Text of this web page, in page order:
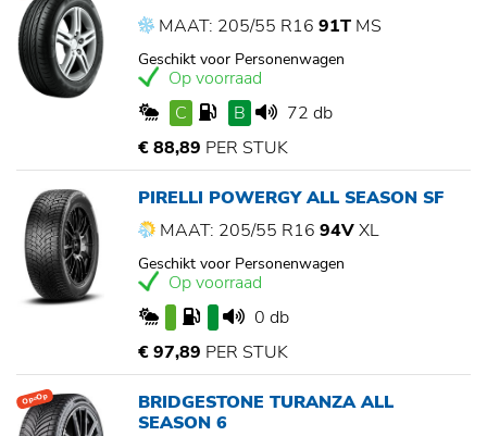
MAAT: 205/55 R16 91T MS
Geschikt voor Personenwagen
Op voorraad
C
B
72 db
€ 88,89 PER STUK
PIRELLI POWERGY ALL SEASON SF
MAAT: 205/55 R16 94VXL
Geschikt voor Personenwagen
Op voorraad
0 db
€ 97,89 PER STUK
Op=Op
BRIDGESTONE TURANZA ALL
SEASON 6